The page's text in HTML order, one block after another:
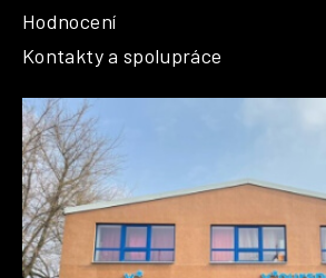
Hodnocení
Kontakty a spolupráce